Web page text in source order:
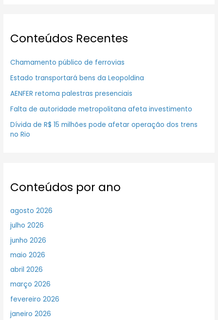
Conteúdos Recentes
Chamamento público de ferrovias
Estado transportará bens da Leopoldina
AENFER retoma palestras presenciais
Falta de autoridade metropolitana afeta investimento
Dívida de R$ 15 milhões pode afetar operação dos trens
no Rio
Conteúdos por ano
agosto 2026
julho 2026
junho 2026
maio 2026
abril 2026
março 2026
fevereiro 2026
janeiro 2026